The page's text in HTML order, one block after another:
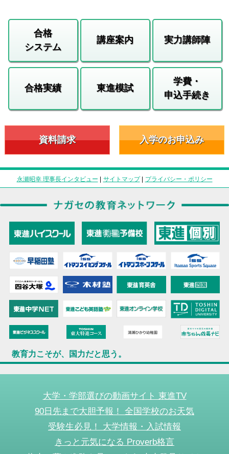
合格
システム
講座案内 実力講師陣
合格実績 東進模試
学費・
申込手続き
資料請求 入学のお申込み
永瀬昭幸 理事長インタビュー | サイトマップ| プライバシー・ポリシー
教育力こそが、国力だと思う。
大学・学部選びの動画サイト 東進TV
90日先まで大胆予報！ 全国学校のお天気
受験生必見！ 大学情報・入試情報
きっと元気になる Proverb格言